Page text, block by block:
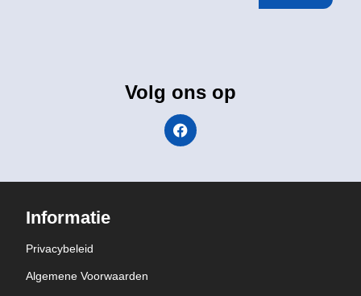
Volg ons op
Informatie
Privacybeleid
Algemene Voorwaarden